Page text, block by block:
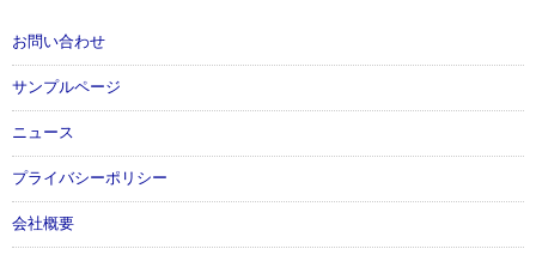
お問い合わせ
サンプルページ
ニュース
プライバシーポリシー
会社概要